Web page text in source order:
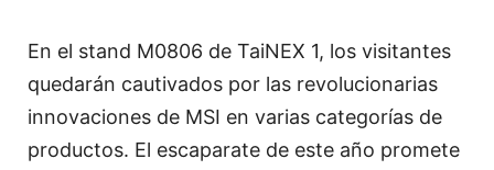
En el stand M0806 de TaiNEX 1, los visitantes
quedarán cautivados por las revolucionarias
innovaciones de MSI en varias categorías de
productos. El escaparate de este año promete